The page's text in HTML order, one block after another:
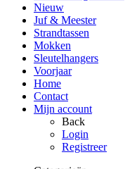
Nieuw
Juf & Meester
Strandtassen
Mokken
Sleutelhangers
Voorjaar
Home
Contact
Mijn account
Back
Login
Registreer